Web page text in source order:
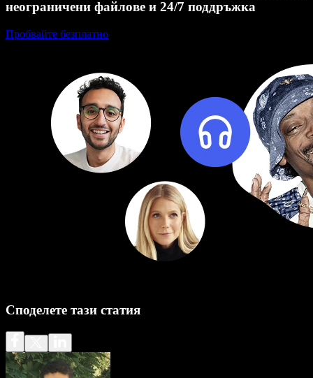
неограничени файлове и 24/7 поддръжка
Пробвайте безплатно
Споделете тази статия